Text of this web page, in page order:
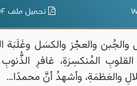
تحميل ملف PDF
والجُبن والعجْز والكسَل وغَلَبَة
القلوبِ المُنكسِرَةِ، غافرِ
والعَظمَةِ، وأشهدُ أنَّ محمدًا…